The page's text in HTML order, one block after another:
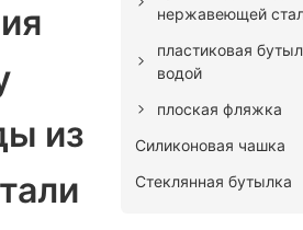
из
нержавеющей
пластиковая
водой
плоская фляжка
Силиконовая чашка
Стеклянная бутылка